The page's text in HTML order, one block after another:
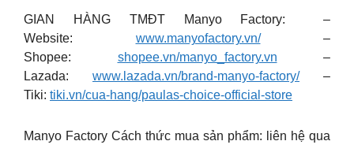
GIAN HÀNG TMĐT Manyo Factory: –
Website: www.manyofactory.vn/–
Shopee: shopee.vn/manyo_factory.vn –
Lazada: www.lazada.vn/brand-manyo-factory/–
Tiki: tiki.vn/cua-hang/paulas-choice-official-store
Manyo Factory Cách thức mua sản phẩm: liên hệ qua